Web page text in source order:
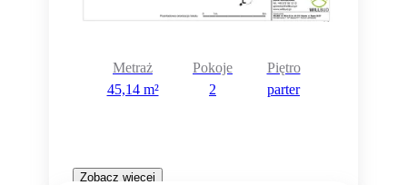
Metraż
45,14 m²
Pokoje
2
Piętro
parter
Zobacz więcej